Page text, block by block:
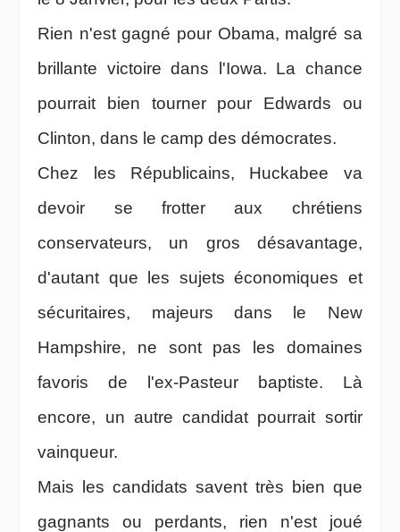
Rien n'est gagné pour Obama, malgré sa
brillante victoire dans l'Iowa. La chance
pourrait bien tourner pour Edwards ou
Clinton, dans le camp des démocrates.
Chez les Républicains, Huckabee va
devoir se frotter aux chrétiens
conservateurs, un gros désavantage,
d'autant que les sujets économiques et
sécuritaires, majeurs dans le New
Hampshire, ne sont pas les domaines
favoris de l'ex-Pasteur baptiste. Là
encore, un autre candidat pourrait sortir
vainqueur.
Mais les candidats savent très bien que
gagnants ou perdants, rien n'est joué